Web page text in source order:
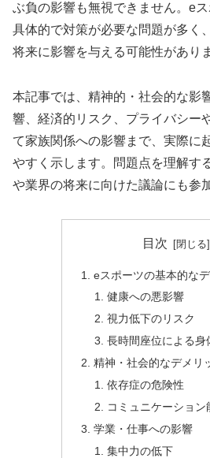
ぶ負の影響も無視できません。e
具体的で対策が必要な問題が多く
将来に影響を与える可能性があり
本記事では、精神的・社会的な影
響、経済的リスク、プライバシー
て家族関係への影響まで、実際に
やすく示します。問題点を理解す
や業界の将来に向けた議論にも参
目次
eスポーツの基本的な
健康への悪影響
視力低下のリスク
長時間座位による身
精神・社会的なデメリ
依存症の危険性
コミュニケーション
学業・仕事への影響
集中力の低下